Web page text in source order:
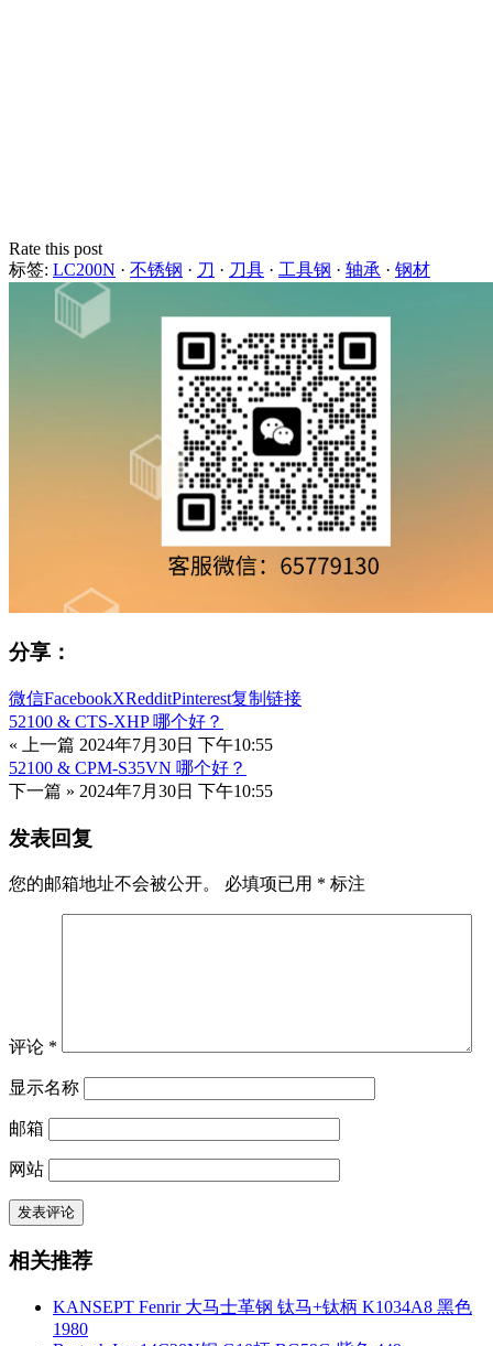
Rate this post
标签: LC200N · 不锈钢 · 刀 · 刀具 · 工具钢 · 轴承 · 钢材
分享：
微信FacebookXRedditPinterest复制链接
52100 & CTS-XHP 哪个好？
« 上一篇 2024年7月30日 下午10:55
52100 & CPM-S35VN 哪个好？
下一篇 » 2024年7月30日 下午10:55
发表回复
您的邮箱地址不会被公开。 必填项已用 * 标注
评论 *
显示名称
邮箱
网站
相关推荐
KANSEPT Fenrir 大马士革钢 钛马+钛柄 K1034A8 黑色
1980